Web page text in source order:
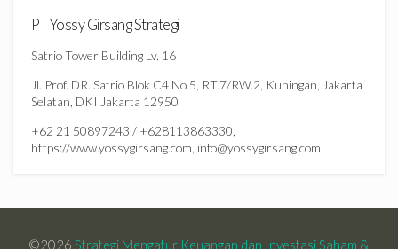
PT Yossy Girsang Strategi
Satrio Tower Building Lv. 16
Jl. Prof. DR. Satrio Blok C4 No.5, RT.7/RW.2, Kuningan, Jakarta
Selatan, DKI Jakarta 12950
+62 21 50897243 / +628113863330,
https://www.yossygirsang.com, info@yossygirsang.com
©2026 Strategi Mengatur Keuangan dan Investasi Saham &